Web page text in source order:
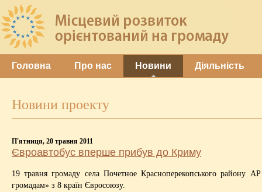
Головна Про нас Новини Діяльність
Новини проекту
П'ятниця, 20 травня 2011
Євроавтобус вперше прибув до Криму
19 травня громаду села Почетное Красноперекопського району
громадам» з 8 країн Євросоюзу.